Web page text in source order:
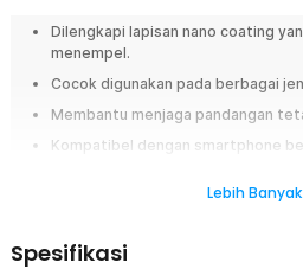
Dilengkapi lapisan nano coating
menempel.
Cocok digunakan pada berbagai
Membantu menjaga pandangan
Kompatibel dengan smartphone
Terbuat dari material plastik nano
seringkali mengganggu penglihatan dan
Lebih Banyak
Spesifikasi